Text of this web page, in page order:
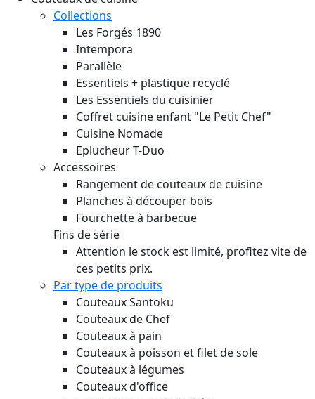
Collections
Les Forgés 1890
Intempora
Parallèle
Essentiels + plastique recyclé
Les Essentiels du cuisinier
Coffret cuisine enfant "Le Petit Chef"
Cuisine Nomade
Eplucheur T-Duo
Accessoires
Rangement de couteaux de cuisine
Planches à découper bois
Fourchette à barbecue
Fins de série
Attention le stock est limité, profitez vite de
ces petits prix.
Par type de produits
Couteaux Santoku
Couteaux de Chef
Couteaux à pain
Couteaux à poisson et filet de sole
Couteaux à légumes
Couteaux d'office